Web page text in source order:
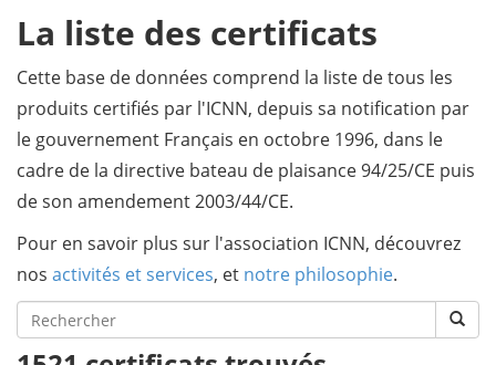
La liste des certificats
Cette base de données comprend la liste de tous les
produits certifiés par l'ICNN, depuis sa notification par
le gouvernement Français en octobre 1996, dans le
cadre de la directive bateau de plaisance 94/25/CE puis
de son amendement 2003/44/CE.
Pour en savoir plus sur l'association ICNN, découvrez
nos activités et services, et notre philosophie.